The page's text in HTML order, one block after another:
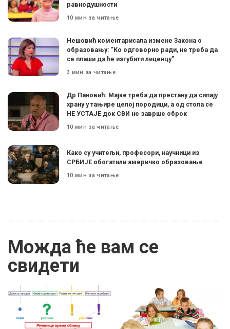
равнодушности
10 мин за читање
Нешовић коментарисала измене Закона о
образовању: ”Ко одговорно ради, не треба да
се плаши да ће изгубити лиценцу”
3 мин за читање
Др Пановић: Мајке треба да престану да сипају
храну у тањире целој породици, а од стола се
НЕ УСТАЈЕ док СВИ не заврше оброк
10 мин за читање
Како су учитељи, професори, научници из
СРБИЈЕ обогатили америчко образовање
10 мин за читање
Можда ће вам се
свидети